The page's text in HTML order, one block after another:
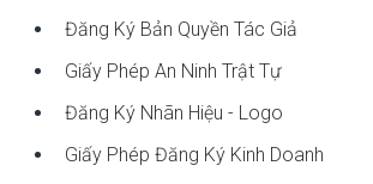
Đăng Ký Bản Quyền Tác Giả
Giấy Phép An Ninh Trật Tự
Đăng Ký Nhãn Hiệu - Logo
Giấy Phép Đăng Ký Kinh Doanh